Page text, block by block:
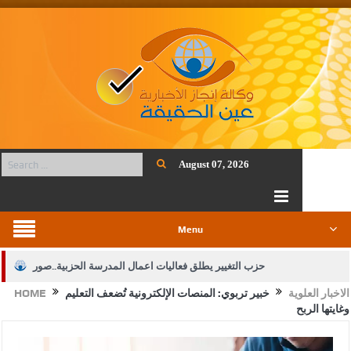
August 07, 2026
Menu
حزب التغيير يطلق فعاليات اعمال المدرسة الحزبية..صور
الجيش يفتح باب التجنيد لحملة البكالوريوس في الحقوق والقانونHOME الاخبار العلوية
خبير تربوي: المنصات الإلكترونية تُضعف التعليم
وغايتها الربح